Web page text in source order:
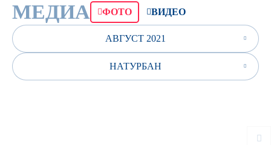
МЕДИА ФОТО ВИДЕО
АВГУСТ 2021
НАТУРБАН